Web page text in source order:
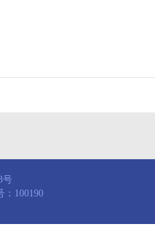
号
100190